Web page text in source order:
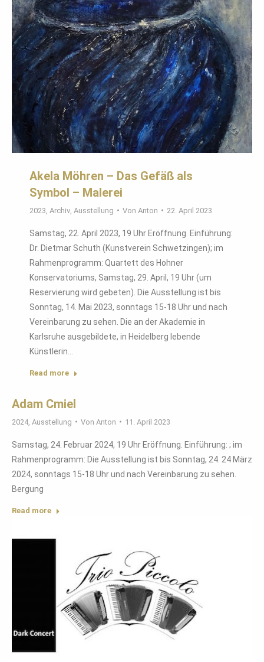
Akela Möhren – Das Gefäß als
Symbol – Malerei
2023 Archiv Ausstellung Von Anton 22. April 2023
Samstag, 22. April 2023, 19 Uhr Eröffnung. Einführung:
Dr. Dietmar Schuth (Kunstverein Schwetzingen); im
Rahmenprogramm: Quartett des Hohner
Konservatoriums, Samstag, 29. April, 19 Uhr (um
Reservierung wird gebeten). Die Ausstellung ist bis
Sonntag, 14. Mai 2023, sonntags 15-18 Uhr und nach
Vereinbarung zu sehen. Die an der Akademie in
Karlsruhe ausgebildete, in Heidelberg lebende
Künstlerin…
Read more
Adam Cmiel
2024, Ausstellung Von Anton 11. April 2023
Samstag, 24. Februar 2024, 19 Uhr Eröffnung. Einführung: ; im
Rahmenprogramm: Die Ausstellung ist bis Sonntag, 24. 24 März
2024, sonntags 15-18 Uhr und nach Vereinbarung zu sehen.
Bergung
Read more